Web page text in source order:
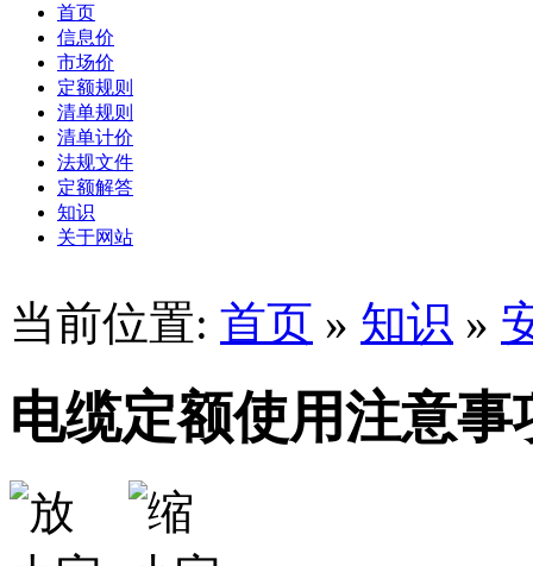
首页
信息价
市场价
定额规则
清单规则
清单计价
法规文件
定额解答
知识
关于网站
当前位置: 首页 » 知识 »
电缆定额使用注意事